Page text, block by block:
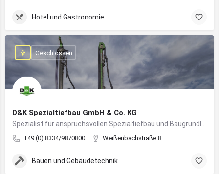
Hotel und Gastronomie
D&K Spezialtiefbau GmbH & Co. KG
+49 (0) 8334/9870800 Weißenbachstraße 8
Geschlossen
Bauen und Gebäudetechnik